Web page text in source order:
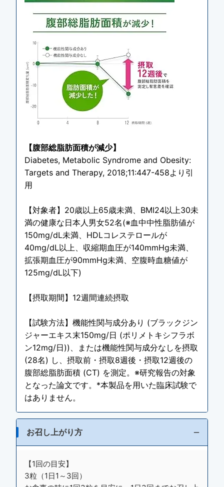
【腹部総脂肪面積が減少】
Diabetes, Metabolic Syndrome and Obesity:
Targets and Therapy, 2018;11:447-458より引
用
【対象者】20歳以上65歳未満、BMI24以上30未
満の健康な日本人男女52名(※血中中性脂肪値が
150mg/dL未満、HDLコレステロールが
40mg/dL以上、収縮期血圧が140mmHg未満、
拡張期血圧が90mmHg未満、空腹時血糖値が
125mg/dL以下)
【摂取期間】12週間連続摂取
【試験方法】機能性関与成分あり (ブラックジン
ジャーエキス末150mg/日 (ポリメトキシフラボ
ン12mg/日))、または機能性関与成分なしを摂取
(28名) し、摂取前・摂取8週後・摂取12週後の
腹部総脂肪面積 (CT) を測定。※研究報告の対象
となった論文です。*本製品を用いた臨床試験で
はありません。
お召し上がり方
【1回の目安】
3粒（1日1～3回）